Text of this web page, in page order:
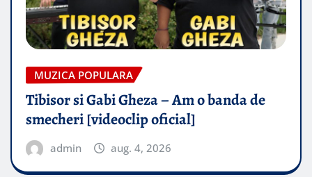
MUZICA POPULARA
Tibisor si Gabi Gheza – Am o banda de
smecheri [videoclip oficial]
admin aug. 4, 2026